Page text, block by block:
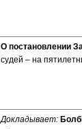
О постановлении
судей – на
Докладывает: